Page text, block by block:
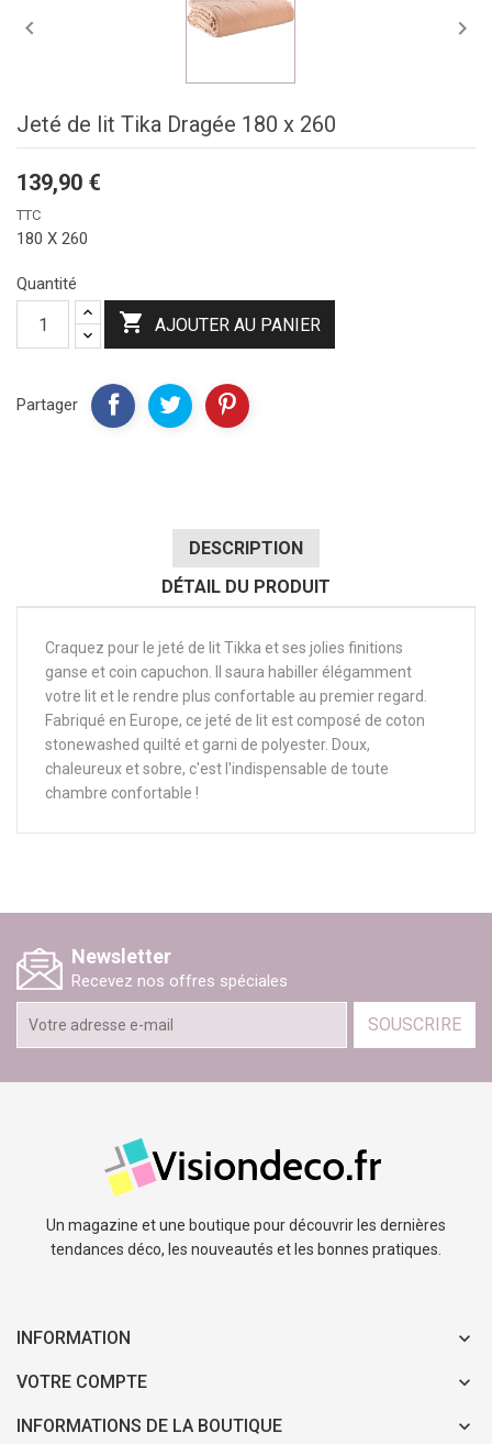
 
Jeté de lit Tika Dragée 180 x 260
139,90 €
TTC
180 X 260
Quantité
 AJOUTER AU PANIER
Partager
DESCRIPTION
DÉTAIL DU PRODUIT
Craquez pour le jeté de lit Tikka et ses jolies finitions
ganse et coin capuchon. Il saura habiller élégamment
votre lit et le rendre plus confortable au premier regard.
Fabriqué en Europe, ce jeté de lit est composé de coton
stonewashed quilté et garni de polyester. Doux,
chaleureux et sobre, c'est l'indispensable de toute
chambre confortable !
Newsletter
Recevez nos offres spéciales
SOUSCRIRE
Un magazine et une boutique pour découvrir les dernières
tendances déco, les nouveautés et les bonnes pratiques.
INFORMATION
VOTRE COMPTE
INFORMATIONS DE LA BOUTIQUE